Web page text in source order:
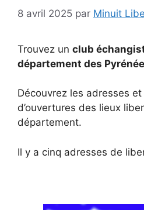
8 avril 2025 par Minuit
Trouvez un club
département des
Découvrez les adresses
d’ouvertures des lieux
département.
Il y a cinq adresses de